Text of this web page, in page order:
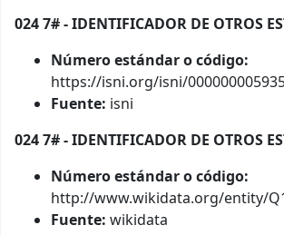
024 7# - IDENTIFICADOR DE OTROS
Número estándar o código:
https://isni.org/isni/
Fuente: isni
024 7# - IDENTIFICADOR DE OTROS
Número estándar o código:
http://www.wikidata.org/entity/
Fuente: wikidata